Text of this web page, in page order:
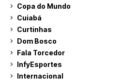
Copa do Mundo
Cuiabá
Curtinhas
Dom Bosco
Fala Torcedor
InfyEsportes
Internacional